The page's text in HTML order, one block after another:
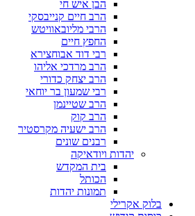
הבן איש חי
הרב חיים קנייבסקי
הרבי מליובאוויטש
החפץ חיים
רבי דוד אבוחצירא
הרב מרדכי אליהו
הרב יצחק כדורי
רבי שמעון בר יוחאי
הרב שטיינמן
הרב קוק
הרב ישעיה מקרסטיר
רבנים שונים
יהדות ויודאיקה
בית המקדש
הכותל
תמונות יהדות
בלוק אקרילי